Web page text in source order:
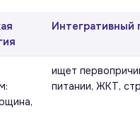
Интегративный
ищет
питании, ЖКТ,